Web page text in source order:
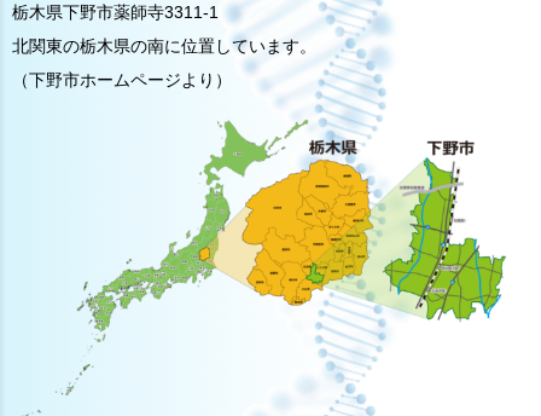
栃木県下野市薬師寺3311-1
北関東の栃木県の南に位置しています。
（下野市ホームページより）